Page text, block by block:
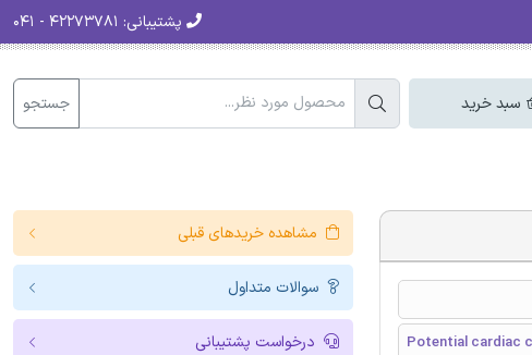
پشتیبانی:
سبد خرید جستجو
Potential cardiac
مشاهده خریدهای قبلی
سوالات متداول
درخواست پشتیبانی